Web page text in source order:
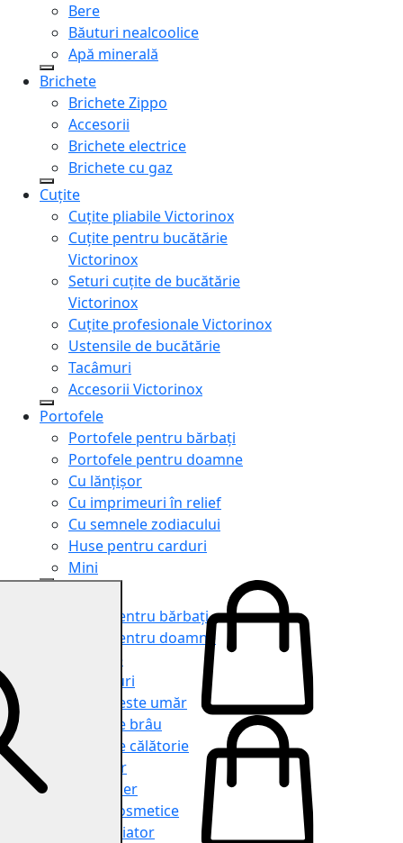
Bere
Băuturi nealcoolice
Apă minerală
Brichete
Brichete Zippo
Accesorii
Brichete electrice
Brichete cu gaz
Cuțite
Cuțite pliabile Victorinox
Cuțite pentru bucătărie
Victorinox
Seturi cuțite de bucătărie
Victorinox
Cuțite profesionale Victorinox
Ustensile de bucătărie
Tacâmuri
Accesorii Victorinox
Portofele
Portofele pentru bărbați
Portofele pentru doamne
Cu lănțișor
Cu imprimeuri în relief
Cu semnele zodiacului
Huse pentru carduri
Mini
Genți pentru bărbați
Genți pentru doamne
Serviete
Rucsacuri
Genți peste umăr
Genți de brâu
Genți de călătorie
Shopper
Organiser
Truse cosmetice
Seria Aviator